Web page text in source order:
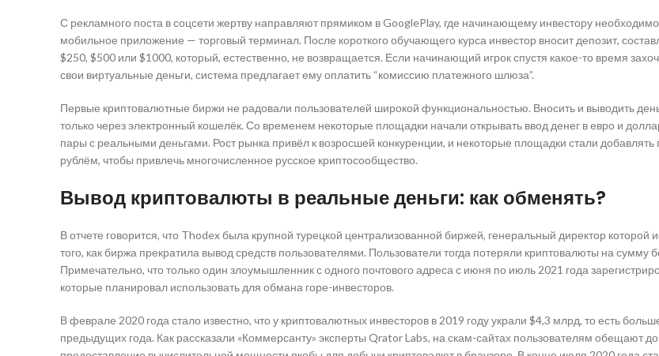
С рекламного поста в соцсети жертву направляют прямиком в GooglePlay, где начинающему инвестору необходимо
мобильное приложение — торговый терминал. После короткого обучающего курса инвестор вносит депозит,
$250, $500 или $1000, который, естественно, не возвращается. Если начинающий игрок спустя какое-то время
свои виртуальные деньги, система предлагает ему оплатить “комиссию платежного шлюза”.
Первые криптовалютные биржи не радовали пользователей широкой функциональностью. Вносить и выводить
только через электронный кошелёк. Со временем некоторые площадки начали открывать ввод денег в евро и
пары с реальными деньгами. Рост рынка привёл к возросшей конкуренции, и некоторые площадки стали добавлять
рублём, чтобы привлечь многочисленное русское криптосообщество.
Вывод криптовалюты в реальные деньги: как обменять?
В отчете говорится, что Thodex была крупной турецкой централизованной биржей, генеральный директор которой
того, как биржа прекратила вывод средств пользователями. Пользователи тогда потеряли криптовалюты на сумму
Примечательно, что только один злоумышленник с одного почтового адреса с июня по июль 2021 года
которые планировал использовать для обмана горе-инвесторов.
В феврале 2020 года стало известно, что у криптовалютных инвесторов в 2019 году украли $4,3 млрд, то есть
предыдущих года. Как рассказали «Коммерсанту» эксперты Qrator Labs, на скам-сайтах пользователям обещают